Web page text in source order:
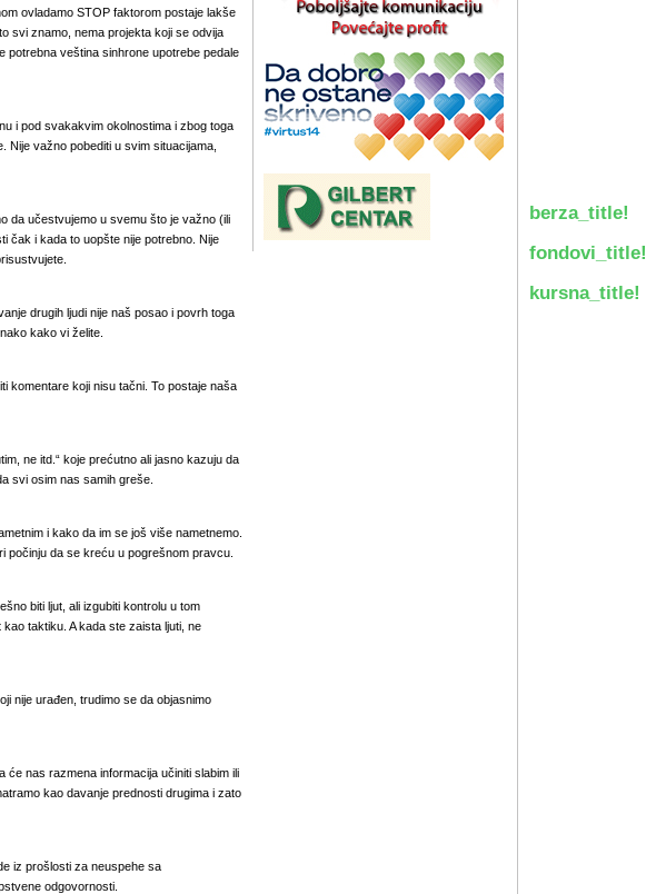
ovladamo STOP faktorom postaje lakše
svi znamo, nema projekta koji se odvija
potrebna veština sinhrone upotrebe pedale
i pod svakakvim okolnostima i zbog toga
Nije važno pobediti u svim situacijama,
da učestvujemo u svemu što je važno (ili
čak i kada to uopšte nije potrebno. Nije
drugih ljudi nije naš posao i povrh toga
kako vi želite.
komentare koji nisu tačni. To postaje naša
ne itd.“ koje prećutno ali jasno kazuju da
svi osim nas samih greše.
i kako da im se još više nametnemo.
počinju da se kreću u pogrešnom pravcu.
biti ljut, ali izgubiti kontrolu u tom
taktiku. A kada ste zaista ljuti, ne
nije urađen, trudimo se da objasnimo
će nas razmena informacija učiniti slabim ili
kao davanje prednosti drugima i zato
iz prošlosti za neuspehe sa
odgovornosti.
berza_title!
fondovi_title!
kursna_title!